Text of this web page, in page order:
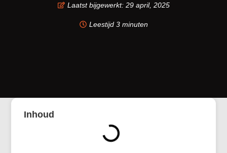
Laatst bijgewerkt: 29 april, 2025
Leestijd 3 minuten
Inhoud